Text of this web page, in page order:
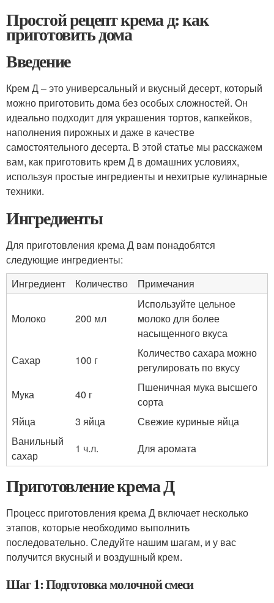
Простой рецепт крема д: как
приготовить дома
Введение
Крем Д – это универсальный и вкусный десерт, который
можно приготовить дома без особых сложностей. Он
идеально подходит для украшения тортов, капкейков,
наполнения пирожных и даже в качестве
самостоятельного десерта. В этой статье мы расскажем
вам, как приготовить крем Д в домашних условиях,
используя простые ингредиенты и нехитрые кулинарные
техники.
Ингредиенты
Для приготовления крема Д вам понадобятся
следующие ингредиенты:
Ингредиент
Количество Примечания
Молоко 200 мл
Используйте цельное
молоко для более
насыщенного вкуса
Сахар
100 г
Количество сахара можно
регулировать по вкусу
Мука
40 г
Пшеничная мука высшего
сорта
Яйца
3 яйца
Свежие куриные яйца
Ванильный
сахар
1 ч.л. Для аромата
Приготовление крема Д
Процесс приготовления крема Д включает несколько
этапов, которые необходимо выполнить
последовательно. Следуйте нашим шагам, и у вас
получится вкусный и воздушный крем.
Шаг 1: Подготовка молочной смеси